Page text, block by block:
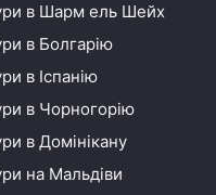
в Шарм ель Шейх
в Болгарію
в Іспанію
в Чорногорію
в Домінікану
на Мальдіви